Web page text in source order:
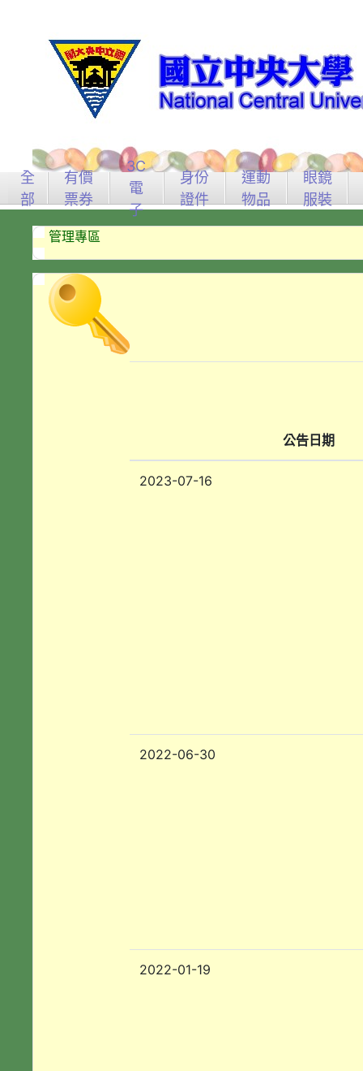
全
部
有價
票券
3C
電
子
身份
證件
運動
物品
眼鏡
服裝
管理專區
公告日期
2023-07-16
2022-06-30
2022-01-19